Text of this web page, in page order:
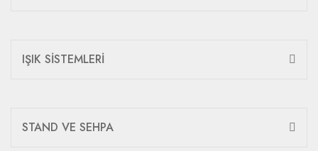
IŞIK SİSTEMLERİ
STAND VE SEHPA